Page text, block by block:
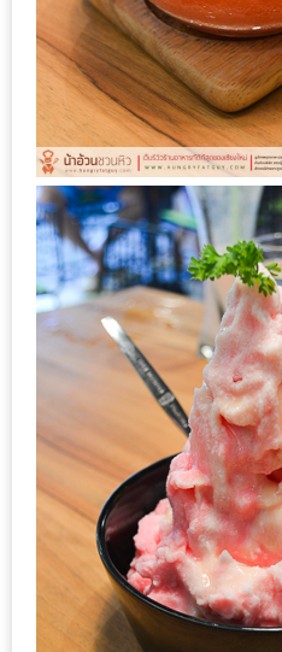
HUAWEI
G7
PLUS
สมา
ร์ท
โฟน
ที่
เอาใจ
ขา
กิน
โดย
เฉพาะ
อิ่ม
ไม่
อั้น
กิน
ไม่
ยั้ง